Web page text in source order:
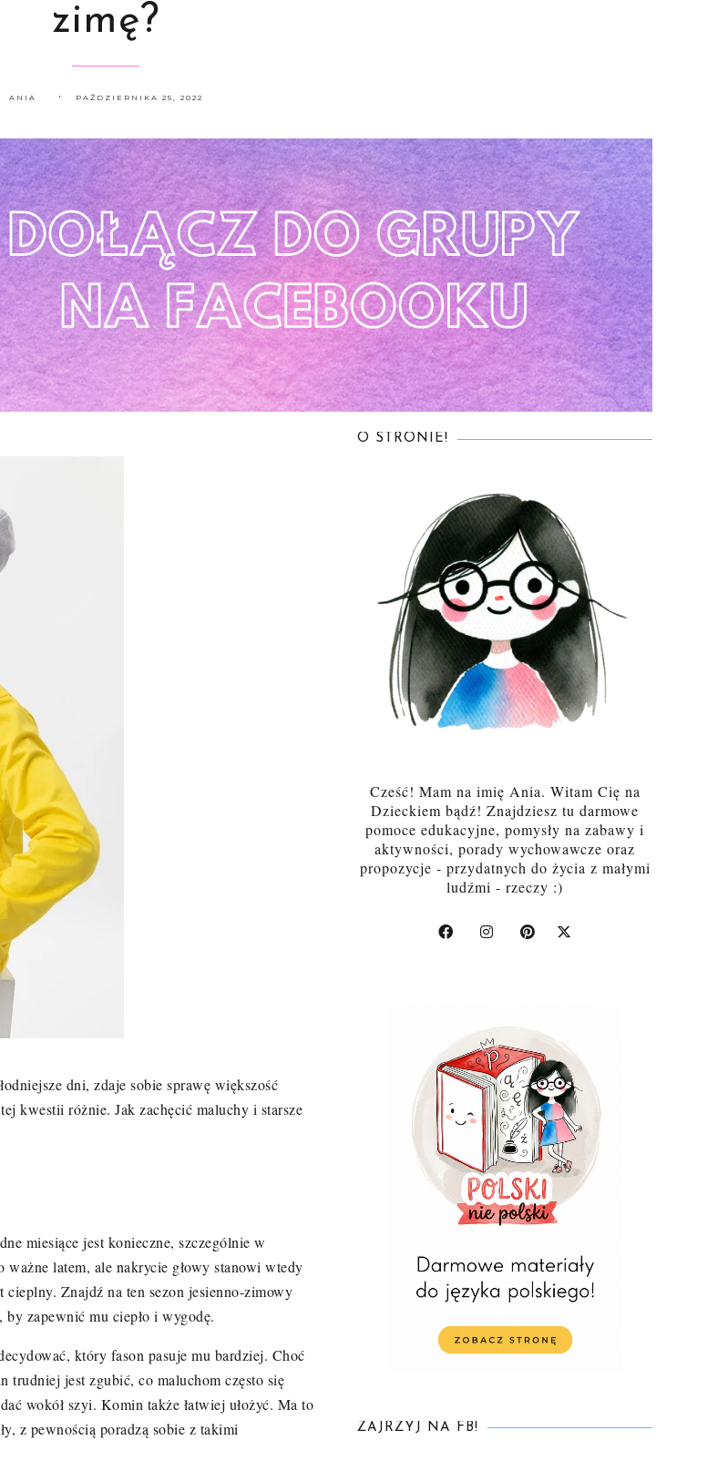
zimę?
ANIA PAŹDZIERNIKA 25, 2022
dni, zdaje sobie sprawę większość
kwestii różnie. Jak zachęcić maluchy i starsze
miesiące jest konieczne, szczególnie w
latem, ale nakrycie głowy stanowi wtedy
cieplny. Znajdź na ten sezon jesienno-zimowy
zapewnić mu ciepło i wygodę.
który fason pasuje mu bardziej. Choć
trudniej jest zgubić, co maluchom często się
wokół szyi. Komin także łatwiej ułożyć. Ma to
z pewnością poradzą sobie z takimi
O STRONIE!
Cześć! Mam na imię Ania. Witam Cię na
Dzieckiem bądź! Znajdziesz tu darmowe
pomoce edukacyjne, pomysły na zabawy i
aktywności, porady wychowawcze oraz
propozycje - przydatnych do życia z małymi
ludźmi - rzeczy :)
ZAJRZYJ NA FB!